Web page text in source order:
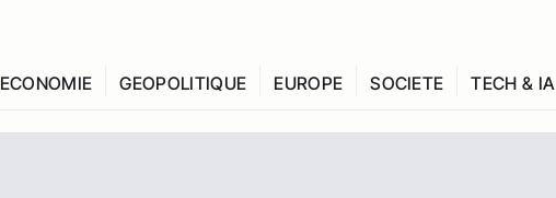
ECONOMIE GEOPOLITIQUE EUROPE SOCIETE TECH & IA